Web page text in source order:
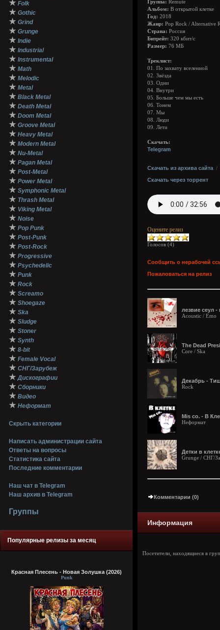
★ Folk
★ Gothic
★ Grind
★ Grunge
★ Indie
★ Industrial
★ Instrumental
★ Math
★ Melodic
★ Metal
★ Black Metal
★ Death Metal
★ Doom Metal
★ Groove Metal
★ Heavy Metal
★ Modern Metal
★ Nu-Metal
★ Pagan Metal
★ Post-Metal
★ Power Metal
★ Symphonic Metal
★ Thrash Metal
★ Viking Metal
★ Noise
★ Pop Punk
★ Post-Punk
★ Post-Rock
★ Progressive
★ Psychedelic
★ Punk
★ Rock
★ Screamo
★ Shoegaze
★ Ska
★ Sludge
★ Stoner
★ Synth
★ 8-bit
★ Female Vocal
★ СНГ/Зарубеж
★ Дискографии
★ Сборники
★ Видео
★ Неформат
Скрыть категории
Написать администрации сайта
Ответы на вопросы
Статистика сайта
Последние комментарии
Наш чат в Telegram
Наш архив в Telegram
Группы
Популярные релизы за месяц
Красная Плесень - Новая Золушка (2026)
Punk
Группа: Remute
Альбом: В открытой клетке
Год: 2018
Жанр: Pop Rock / Alternative
Страна: Россия
Битрейт: 320 кбит/с
Размер: 76 МБ
Треклист:
01. По захвату вселенной
02. Звёзда
03. Одни
04. Внутри
05. Больше чем мы есть
06. Тонем
07. Мы
08. Люди
09. Лети
Скачать:
Telegram
Скачать из архива сайта /
Скачать через торрент
Оцените релиз
Голосов (4)
Сообщить о нерабочей
Пожаловаться на релиз
лезвие сеул
Acoustic / Emo
The Dead
Core / Ska
Декабрь -
Rock
Mis co. - В
Неформат
Детки в
Grunge / СНГ/
Комментарии (0)
Информация
Посетители, находящиеся в